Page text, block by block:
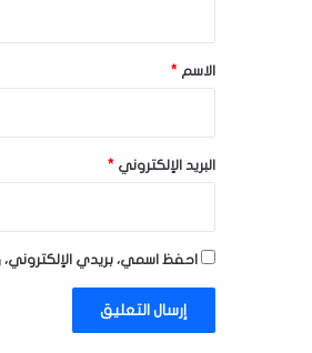
*الاسم *
البريد الإلكتروني *
احفظ اسمي، بريدي